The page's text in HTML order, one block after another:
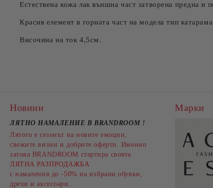
Естествена кожа лак външна част затворена предна и
Красив елемент в горната част на модела тип
Височина на ток 4,5см.
Новини
ЛЯТНО НАМАЛЕНИЕ В BRANDROOM !
Лятото е сезонът на новите емоции,
свежите визии и добрите оферти. Именно
затова BRANDROOM стартира своята
ЛЯТНА РАЗПРОДАЖБА
с намаления до -50% на избрани обувки,
дрехи и аксесоари.
Марки